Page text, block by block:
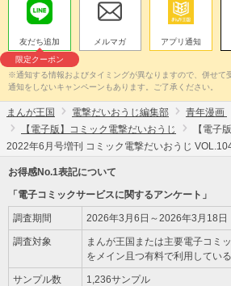
友だち追加
限定クーポン
メルマガ アプリ通知
※通知する情報およびタイミングが異なりますので、併せ
通知をしないキャンペーンもあります。ご了承ください。
まんが王国 電撃だいおうじ編集部 青年漫画
【電子版】コミック電撃だいおうじ
【電子
2022年6月号増刊 コミック電撃だいおうじ
お得感No.1表記について
「電子コミックサービスに関するアンケート」
調査期間 2026年3月6日～2026年3月18日
調査対象
まんが王国または主要電子コミ
をメイン且つ有料で利用してい
サンプル数 1,236サンプル